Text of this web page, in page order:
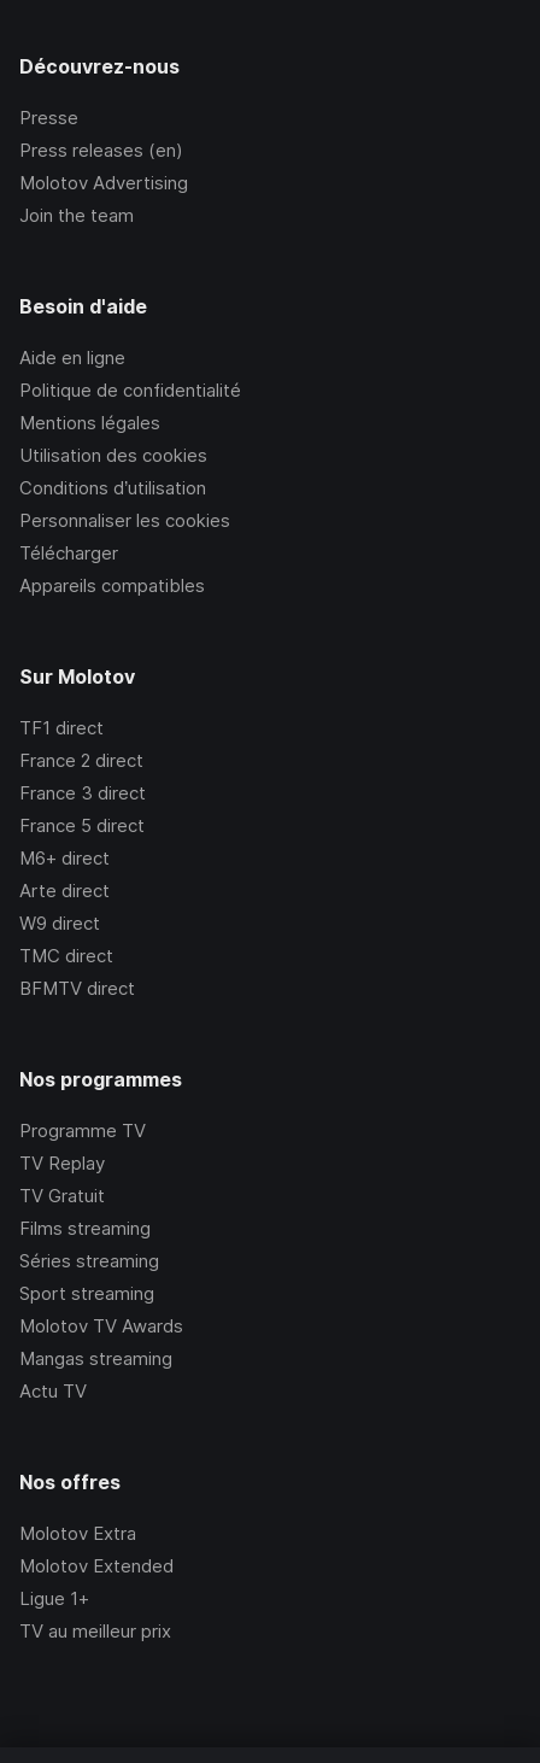
Découvrez-nous
Presse
Press releases (en)
Molotov Advertising
Join the team
Besoin d'aide
Aide en ligne
Politique de confidentialité
Mentions légales
Utilisation des cookies
Conditions d’utilisation
Personnaliser les cookies
Télécharger
Appareils compatibles
Sur Molotov
TF1 direct
France 2 direct
France 3 direct
France 5 direct
M6+ direct
Arte direct
W9 direct
TMC direct
BFMTV direct
Nos programmes
Programme TV
TV Replay
TV Gratuit
Films streaming
Séries streaming
Sport streaming
Molotov TV Awards
Mangas streaming
Actu TV
Nos offres
Molotov Extra
Molotov Extended
Ligue 1+
TV au meilleur prix